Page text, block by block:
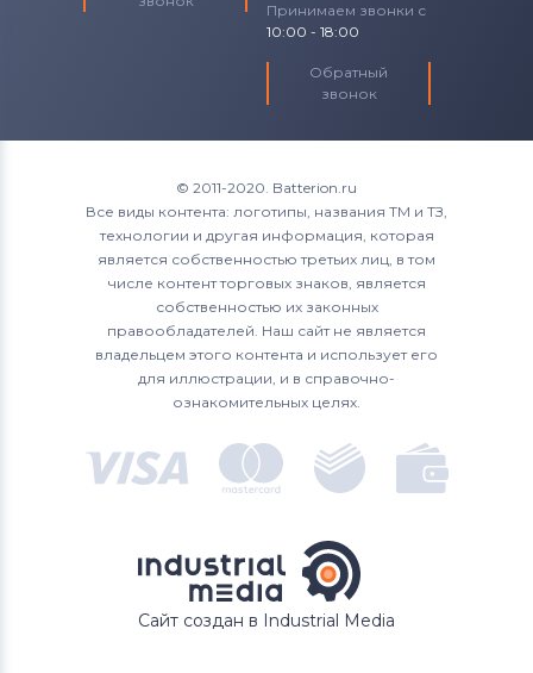
Принимаем звонки с
10:00 - 18:00
Обратный
звонок
© 2011-2020. Batterion.ru
Все виды контента: логотипы, названия ТМ и ТЗ,
технологии и другая информация, которая
является собственностью третьих лиц, в том
числе контент торговых знаков, является
собственностью их законных
правообладателей. Наш сайт не является
владельцем этого контента и использует его
для иллюстрации, и в справочно-
ознакомительных целях.
Сайт создан в Industrial Media